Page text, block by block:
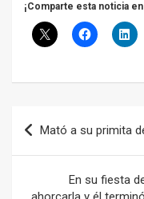
¡Comparte esta noticia
Navegación
de
entradas
Mató a su primita
En su fiesta